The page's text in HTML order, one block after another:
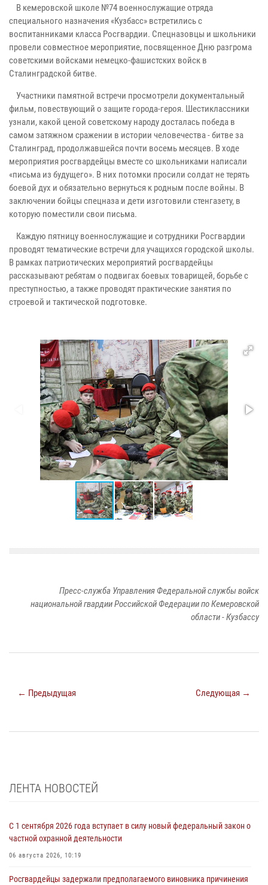
В кемеровской школе №74 военнослужащие отряда
специального назначения «Кузбасс» встретились с
воспитанниками класса Росгвардии. Спецназовцы и школьники
провели совместное мероприятие, посвященное Дню разгрома
советскими войсками немецко-фашистских войск в
Сталинградской битве.
Участники памятной встречи просмотрели документальный
фильм, повествующий о защите города-героя. Шестиклассники
узнали, какой ценой советскому народу досталась победа в
самом затяжном сражении в истории человечества - битве за
Сталинград, продолжавшейся почти восемь месяцев. В ходе
мероприятия росгвардейцы вместе со школьниками написали
«письма из будущего». В них потомки просили солдат не терять
боевой дух и обязательно вернуться к родным после войны. В
заключении бойцы спецназа и дети изготовили стенгазету, в
которую поместили свои письма.
Каждую пятницу военнослужащие и сотрудники Росгвардии
проводят тематические встречи для учащихся городской школы.
В рамках патриотических мероприятий росгвардейцы
рассказывают ребятам о подвигах боевых товарищей, борьбе с
преступностью, а также проводят практические занятия по
строевой и тактической подготовке.
Пресс-служба Управления Федеральной службы войск
национальной гвардии Российской Федерации по Кемеровской
области - Кузбассу
← Предыдущая Следующая →
ЛЕНТА НОВОСТЕЙ
С 1 сентября 2026 года вступает в силу новый федеральный закон о
частной охранной деятельности
06 августа 2026, 10:19
Росгвардейцы задержали предполагаемого виновника причинения